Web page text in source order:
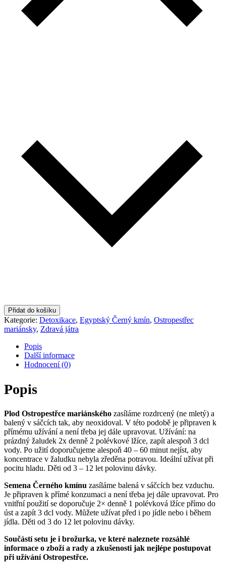
Přidat do košíku
Kategorie: Detoxikace, Egyptský Černý kmín, Ostropestřec
mariánsky, Zdravá játra
Popis
Další informace
Hodnocení (0)
Popis
Plod Ostropestřce mariánského zasíláme rozdrcený (ne mletý) a
balený v sáčcích tak, aby neoxidoval. V této podobě je připraven k
přímému užívání a není třeba jej dále upravovat. Užívání: na
prázdný žaludek 2x denně 2 polévkové lžíce, zapít alespoň 3 dcl
vody. Po užití doporučujeme alespoň 40 – 60 minut nejíst, aby
koncentrace v žaludku nebyla zředěna potravou. Ideální užívat při
pocitu hladu. Děti od 3 – 12 let polovinu dávky.
Semena Černého kmínu zasíláme balená v sáčcích bez vzduchu.
Je připraven k přímé konzumaci a není třeba jej dále upravovat. Pro
vnitřní použití se doporučuje 2× denně 1 polévková lžíce přímo do
úst a zapít 3 dcl vody. Můžete užívat před i po jídle nebo i během
jídla. Děti od 3 do 12 let polovinu dávky.
Součástí setu je i brožurka, ve které naleznete rozsáhlé
informace o zboží a rady a zkušenosti jak nejlépe postupovat
při užívání Ostropestřce.